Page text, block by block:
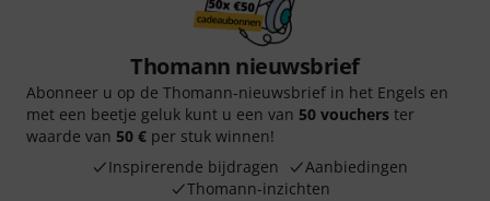
Thomann nieuwsbrief
Abonneer u op de Thomann-nieuwsbrief in het Engels en
met een beetje geluk kunt u een van 50 vouchers ter
waarde van 50 € per stuk winnen!
Inspirerende bijdragen
Aanbiedingen
Thomann-inzichten